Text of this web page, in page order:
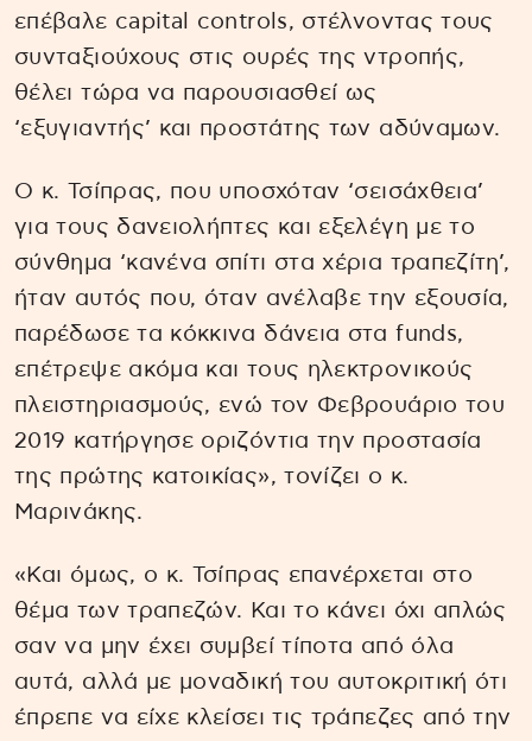
επέβαλε capital controls, στέλνοντας τους
συνταξιούχους στις ουρές της ντροπής,
θέλει τώρα να παρουσιασθεί ως
‘εξυγιαντής’ και προστάτης των αδύναμων.
Ο κ. Τσίπρας, που υποσχόταν ‘σεισάχθεια’
για τους δανειολήπτες και εξελέγη με το
σύνθημα ‘κανένα σπίτι στα χέρια τραπεζίτη’,
ήταν αυτός που, όταν ανέλαβε την εξουσία,
παρέδωσε τα κόκκινα δάνεια στα funds,
επέτρεψε ακόμα και τους ηλεκτρονικούς
πλειστηριασμούς, ενώ τον Φεβρουάριο του
2019 κατήργησε οριζόντια την προστασία
της πρώτης κατοικίας», τονίζει ο κ.
Μαρινάκης.
«Και όμως, ο κ. Τσίπρας επανέρχεται στο
θέμα των τραπεζών. Και το κάνει όχι απλώς
σαν να μην έχει συμβεί τίποτα από όλα
αυτά, αλλά με μοναδική του αυτοκριτική ότι
έπρεπε να είχε κλείσει τις τράπεζες από την